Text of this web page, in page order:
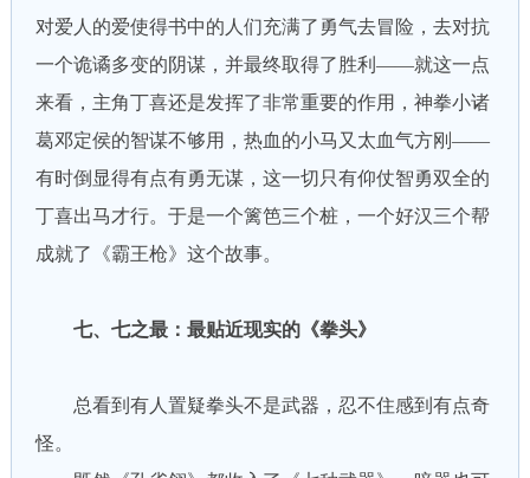
对爱人的爱使得书中的人们充满了勇气去冒险，去对抗
一个诡谲多变的阴谋，并最终取得了胜利——就这一点
来看，主角丁喜还是发挥了非常重要的作用，神拳小诸
葛邓定侯的智谋不够用，热血的小马又太血气方刚——
有时倒显得有点有勇无谋，这一切只有仰仗智勇双全的
丁喜出马才行。于是一个篱笆三个桩，一个好汉三个帮
成就了《霸王枪》这个故事。
七、七之最：最贴近现实的《拳头》
总看到有人置疑拳头不是武器，忍不住感到有点奇
怪。